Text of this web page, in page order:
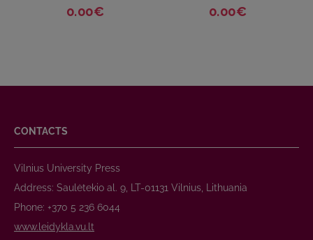
0.00€ 0.00€
CONTACTS
Vilnius University Press
Address: Saulėtekio al. 9, LT-01131 Vilnius, Lithuania
Phone: +370 5 236 6044
www.leidykla.vu.lt